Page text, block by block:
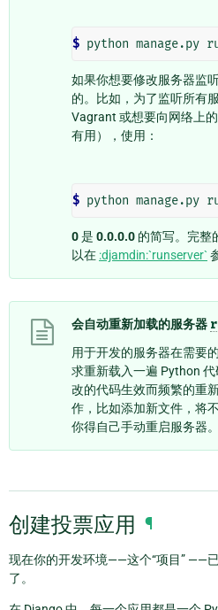
$ python manage.py
如果你想要修改服务器监
的。比如，为了监听所有
Vagrant 或想要向网络上
有用），使用：
$ python manage.py
0是 0.0.0.0 的简写。完整
以在 :djamdin:`runserver`
会自动重新加载的服务器
用于开发的服务器在需要
求重新载入一遍 Python
改的代码生效而频繁的重
作，比如添加新文件，将
你得自己手动重启服务器。
创建投票应用 ¶
现在你的开发环境——这个“项目” ——
了。